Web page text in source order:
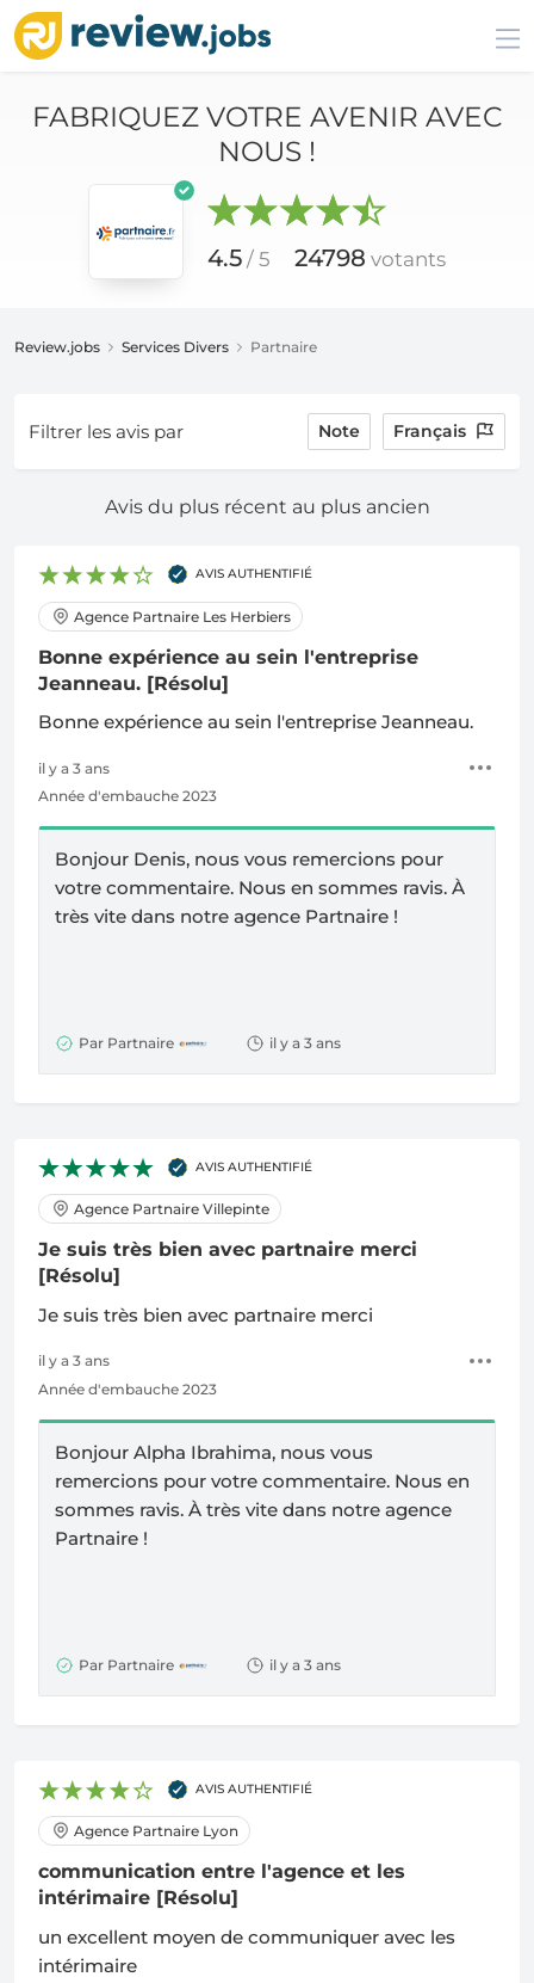
FABRIQUEZ VOTRE AVENIR AVEC
NOUS !
4.5 / 5 24798 votants
Review.jobs Services Divers Partnaire
Filtrer les avis par Note Français
Avis du plus récent au plus ancien
AVIS AUTHENTIFIÉ
Agence Partnaire Les Herbiers
Bonne expérience au sein l'entreprise
Jeanneau. [Résolu]
Bonne expérience au sein l'entreprise Jeanneau.
il y a 3 ans
Année d'embauche 2023
Bonjour Denis, nous vous remercions pour
votre commentaire. Nous en sommes ravis. À
très vite dans notre agence Partnaire !
Par Partnaire il y a 3 ans
AVIS AUTHENTIFIÉ
Agence Partnaire Villepinte
Je suis très bien avec partnaire merci
[Résolu]
Je suis très bien avec partnaire merci
il y a 3 ans
Année d'embauche 2023
Bonjour Alpha Ibrahima, nous vous
remercions pour votre commentaire. Nous en
sommes ravis. À très vite dans notre agence
Partnaire !
Par Partnaire il y a 3 ans
AVIS AUTHENTIFIÉ
Agence Partnaire Lyon
communication entre l'agence et les
intérimaire [Résolu]
un excellent moyen de communiquer avec les
intérimaire